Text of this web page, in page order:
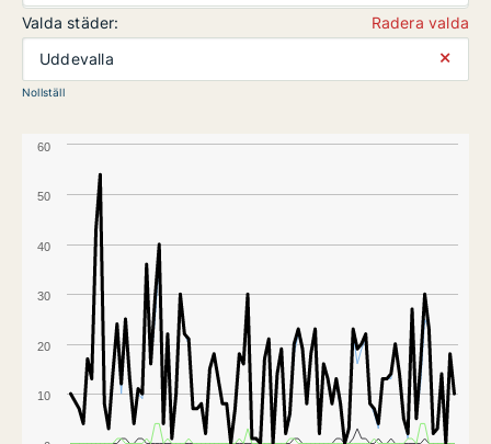
Valda städer:
Radera valda
Uddevalla
⨯
Nollställ
10
20
30
40
50
60